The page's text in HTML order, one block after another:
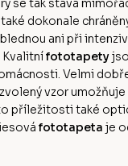
se tak stává
dokonale
ani při
Kvalitnífototapety
Velmi
vzor
příležitosti také
fototapeta je